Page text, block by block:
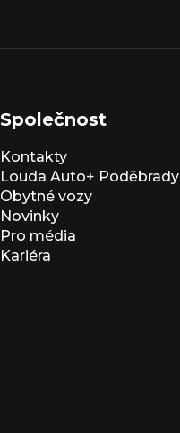
Společnost
Kontakty
Louda Auto+ Poděbrady
Obytné vozy
Novinky
Pro média
Kariéra